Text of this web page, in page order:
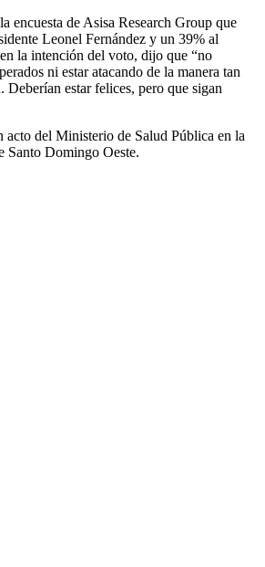
encuesta de Asisa Research Group que
Leonel Fernández y un 39% al
la intención del voto, dijo que “no
ni estar atacando de la manera tan
Deberían estar felices, pero que sigan
acto del Ministerio de Salud Pública en la
Santo Domingo Oeste.